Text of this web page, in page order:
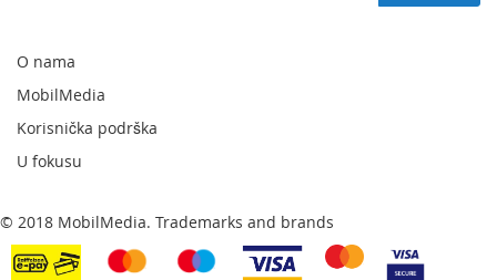
newsletter:
O nama
MobilMedia
Korisnička podrška
U fokusu
© 2018 MobilMedia. Trademarks and brands